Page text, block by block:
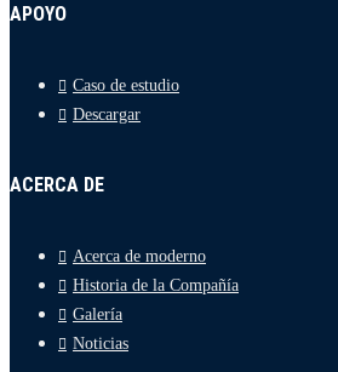
APOYO
Caso de estudio
Descargar
ACERCA DE
Acerca de moderno
Historia de la Compañía
Galería
Noticias